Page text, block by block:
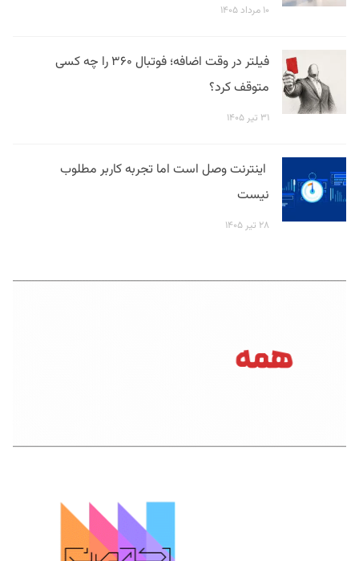
۱۰ مرداد ۱۴۰۵
فیلتر در وقت اضافه؛ فوتبال ۳۶۰ را چه کسی
متوقف کرد؟
۳۱ تیر ۱۴۰۵
اینترنت وصل است اما تجربه کاربر مطلوب
نیست
۲۸ تیر ۱۴۰۵